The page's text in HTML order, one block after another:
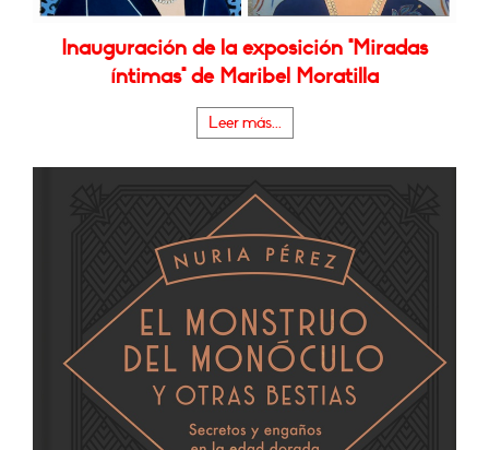
Inauguración de la exposición "Miradas
íntimas" de Maribel Moratilla
Leer más...